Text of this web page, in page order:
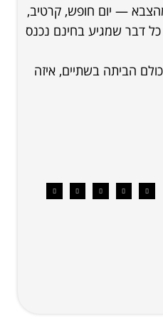
— יום חופש, קרטיב,
דבר שמגיע בחינם נכנס
הביתה בשתיים, איזה